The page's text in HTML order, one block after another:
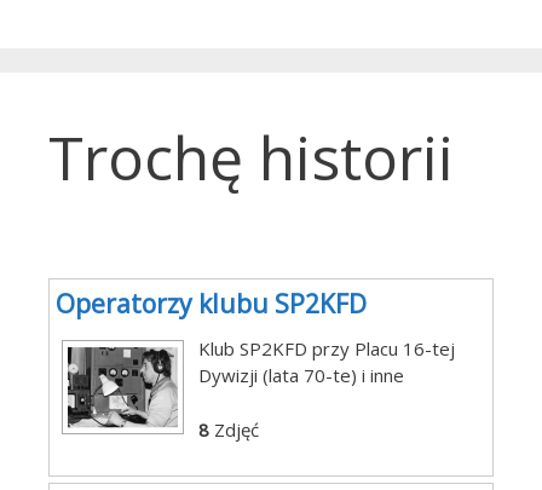
Trochę historii
Operatorzy klubu SP2KFD
Klub SP2KFD przy Placu 16-tej
Dywizji (lata 70-te) i inne
8 Zdjęć